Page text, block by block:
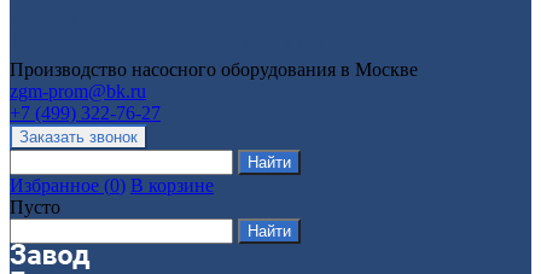
Производство насосного оборудования в Москве
zgm-prom@bk.ru
+7 (499) 322-76-27
Избранное (0) В корзине
Пусто